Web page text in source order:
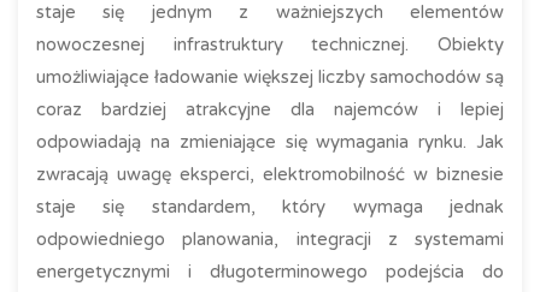
staje się jednym z ważniejszych elementów
nowoczesnej infrastruktury technicznej. Obiekty
umożliwiające ładowanie większej liczby samochodów są
coraz bardziej atrakcyjne dla najemców i lepiej
odpowiadają na zmieniające się wymagania rynku. Jak
zwracają uwagę eksperci, elektromobilność w biznesie
staje się standardem, który wymaga jednak
odpowiedniego planowania, integracji z systemami
energetycznymi i długoterminowego podejścia do